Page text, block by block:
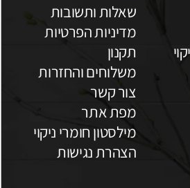
שאלות ותשובות
מדיניות הפרטיות
תקנון
משלוחים והחזרות
צור קשר
מפת אתר
מילסטון חומרי ניקוי
הצהרת נגישות